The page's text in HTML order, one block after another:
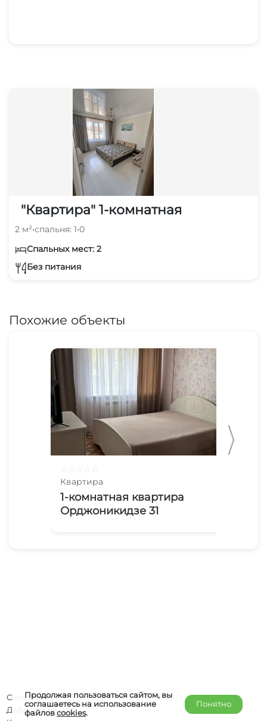
"Квартира" 1-комнатная
2 м²•спальня: 1•0
Спальных мест: 2
Без питания
Похожие объекты
Квартира
1-комнатная квартира
Орджоникидзе 31
Продолжая пользоваться сайтом, вы
соглашаетесь на использование
файловcookies.
Понятно
О компании
Добавить объект